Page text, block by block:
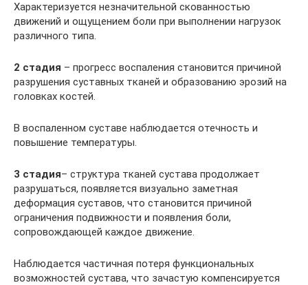
Характеризуется незначительной скованностью
движений и ощущением боли при выполнении нагрузок
различного типа.
2 стадия – прогресс воспаления становится причиной
разрушения суставных тканей и образованию эрозий на
головках костей.
В воспаленном суставе наблюдается отечность и
повышение температуры.
3 стадия– структура тканей сустава продолжает
разрушаться, появляется визуально заметная
деформация суставов, что становится причиной
ограничения подвижности и появления боли,
сопровождающей каждое движение.
Наблюдается частичная потеря функциональных
возможностей сустава, что зачастую компенсируется